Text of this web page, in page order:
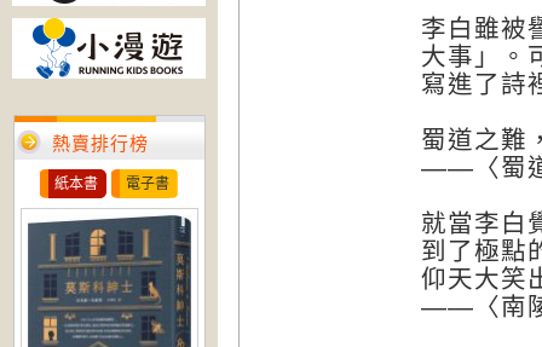
熱賣排行榜
紙本書 電子書
李白雖被
大事」。
寫進了詩
蜀道之難
——〈蜀
就當李白
到了極點
仰天大笑
——〈南